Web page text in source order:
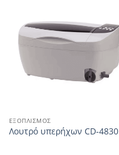
ΕΞΟΠΛΙΣΜΌΣ
Λουτρό υπερήχων CD-4830